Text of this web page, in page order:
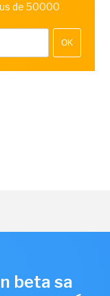
de 50000
OK
beta sa